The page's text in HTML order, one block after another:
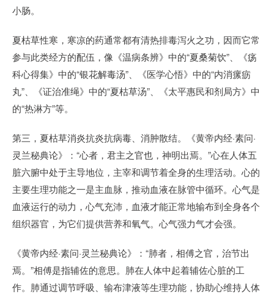
小肠。
夏枯草性寒，寒凉的药通常都有清热排毒泻火之功，因而它常
参与此类经方的配伍，像《温病条辨》中的“夏桑菊饮”、《疡
科心得集》中的“银花解毒汤”、《医学心悟》中的“内消瘰疬
丸”、《证治准绳》中的“夏枯草汤”、《太平惠民和剂局方》中
的“热淋方”等。
第三，夏枯草消炎抗炎抗病毒、消肿散结。《黄帝内经·素问·
灵兰秘典论》：“心者，君主之官也，神明出焉。”心在人体五
脏六腑中处于主导地位，主宰和调节着全身的生理活动。心的
主要生理功能之一是主血脉，推动血液在脉管中循环。心气是
血液运行的动力，心气充沛，血液才能正常地输布到全身各个
组织器官，为它们提供营养和氧气。心气强力气才会强。
《黄帝内经·素问·灵兰秘典论》：“肺者，相傅之官，治节出
焉。”相傅是指辅佐的意思。肺在人体中起着辅佐心脏的工
作。肺通过调节呼吸、输布津液等生理功能，协助心维持人体